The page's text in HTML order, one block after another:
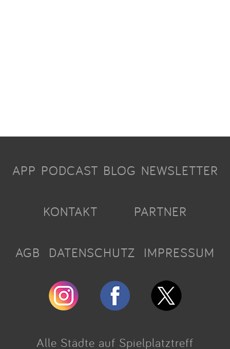
APP PODCAST BLOG NEWSLETTER
KONTAKT PARTNER
AGB DATENSCHUTZ IMPRESSUM
Alle Städte auf Spielplatztreff